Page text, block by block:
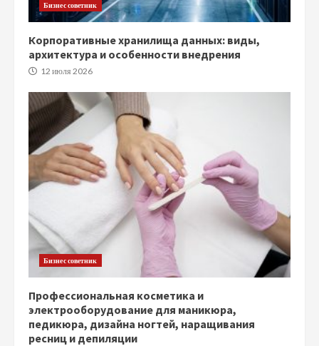
Бизнес советник
Корпоративные хранилища данных: виды,
архитектура и особенности внедрения
12 июля 2026
Бизнес советник
Профессиональная косметика и
электрооборудование для маникюра,
педикюра, дизайна ногтей, наращивания
ресниц и депиляции